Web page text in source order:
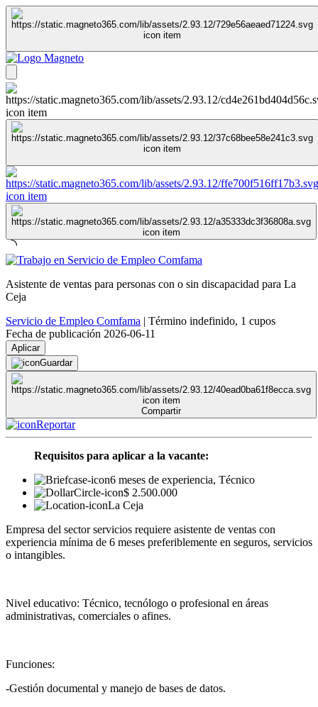
Asistente de ventas para personas con o sin discapacidad para La
Ceja
Servicio de Empleo Comfama | Término indefinido, 1 cupos
Fecha de publicación 2026-06-11
Aplicar
Guardar
Compartir
Reportar
Requisitos para aplicar a la vacante:
6 meses de experiencia, Técnico
$ 2.500.000
La Ceja
Empresa del sector servicios requiere asistente de ventas con
experiencia mínima de 6 meses preferiblemente en seguros, servicios
o intangibles.
Nivel educativo: Técnico, tecnólogo o profesional en áreas
administrativas, comerciales o afines.
Funciones:
-Gestión documental y manejo de bases de datos.